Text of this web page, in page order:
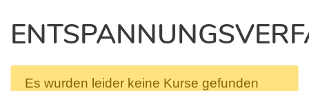
Es wurden leider keine Kurse gefunden